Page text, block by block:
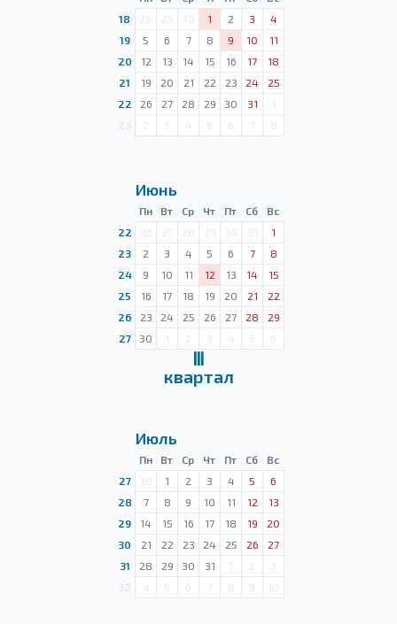
18
28 29 30 1 2 3
4
19
5 6 7 8 9 10
11
20
12 13 14 15 16 17
18
21
19 20 21 22 23 24
25
22
26 27 28 29 30 31
1
2 3 4 5 6 7 8
Июнь
Пн Вт Ср Чт Пт Сб
Вс
22
26 27 28 29 30 31
1
23
2 3 4 5 6 7
8
24
9 10 11 12 13 14
15
25
16 17 18 19 20 21
22
26
23 24 25 26 27 28
29
27
30 1 2 3 4 5 6
Ⅲ
квартал
Июль
Пн Вт Ср Чт Пт Сб
Вс
27
30 1 2 3 4 5
6
28
7 8 9 10 11 12
13
29
14 15 16 17 18 19
20
30
21 22 23 24 25 26
27
31
28 29 30 31 1 2
3
4 5 6 7 8 9 10